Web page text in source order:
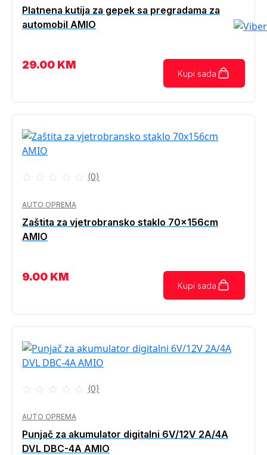
Platnena kutija za gepek sa pregradama za
automobil AMIO
29.00 KM
Kupi sada
(0)
AUTO OPREMA
Zaštita za vjetrobransko staklo 70x156cm
AMIO
9.00 KM
Kupi sada
(0)
AUTO OPREMA
Punjač za akumulator digitalni 6V/12V 2A/4A
DVL DBC-4A AMIO